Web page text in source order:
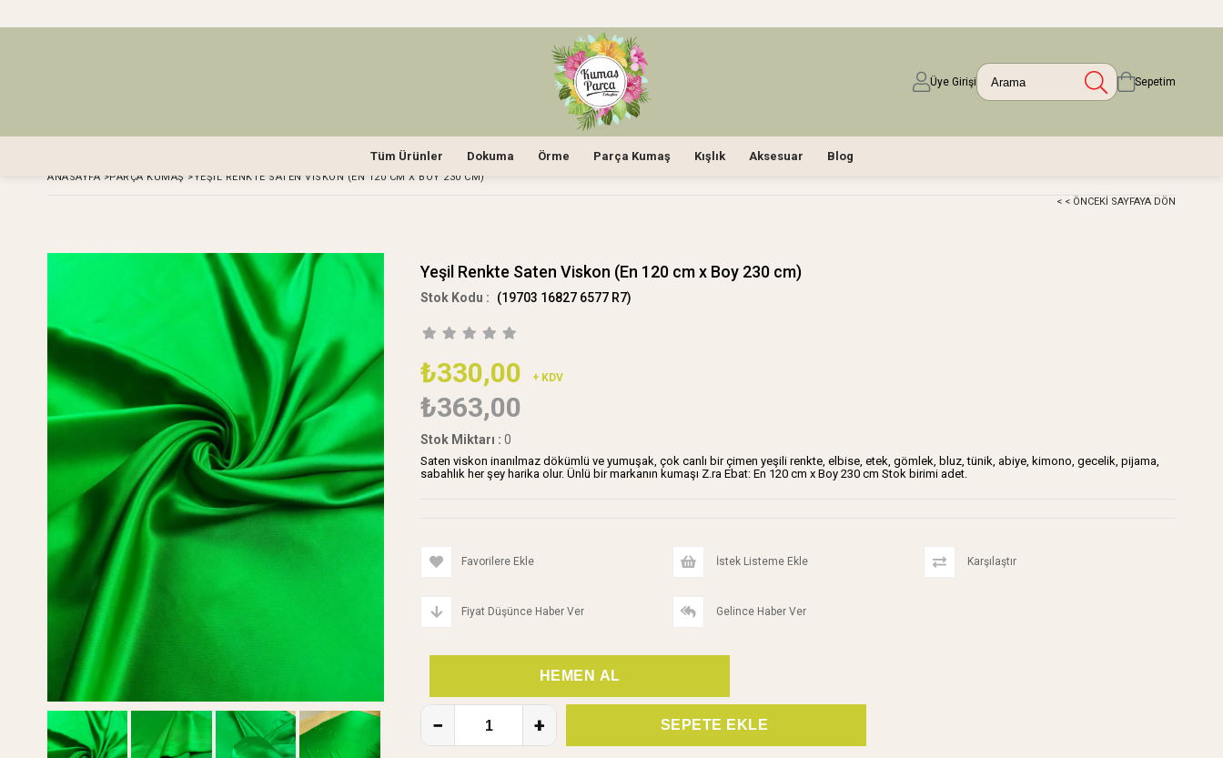
Üye Girişi Sepetim
Tüm Ürünler Dokuma Örme Parça Kumaş Kışlık Aksesuar Blog
ANASAYFA >PARÇA KUMAŞ > YEŞIL RENKTE SATEN VISKON (EN 120 CM X BOY 230 CM)
< < ÖNCEKI SAYFAYA DÖN
Yeşil Renkte Saten Viskon (En 120 cm x Boy 230 cm)
(19703 16827 6577 R7)
₺330,00 + KDV
₺363,00
Stok Miktarı : 0
Saten viskon inanılmaz dökümlü ve yumuşak, çok canlı bir çimen yeşili renkte, elbise, etek, gömlek, bluz, tünik, abiye, kimono, gecelik, pijama,
sabahlık her şey harika olur. Ünlü bir markanın kumaşı Z.ra Ebat: En 120 cm x Boy 230 cm Stok birimi adet.
Favorilere Ekle İstek Listeme Ekle Karşılaştır
Fiyat Düşünce Haber Ver Gelince Haber Ver